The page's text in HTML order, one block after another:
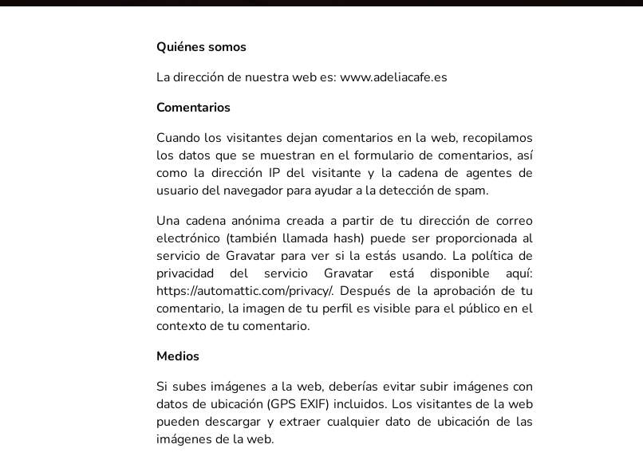
Quiénes somos
La dirección de nuestra web es: www.adeliacafe.es
Comentarios
Cuando los visitantes dejan comentarios en la web, recopilamos
los datos que se muestran en el formulario de comentarios, así
como la dirección IP del visitante y la cadena de agentes de
usuario del navegador para ayudar a la detección de spam.
Una cadena anónima creada a partir de tu dirección de correo
electrónico (también llamada hash) puede ser proporcionada al
servicio de Gravatar para ver si la estás usando. La política de
privacidad del servicio Gravatar está disponible aquí:
https://automattic.com/privacy/. Después de la aprobación de tu
comentario, la imagen de tu perfil es visible para el público en el
contexto de tu comentario.
Medios
Si subes imágenes a la web, deberías evitar subir imágenes con
datos de ubicación (GPS EXIF) incluidos. Los visitantes de la web
pueden descargar y extraer cualquier dato de ubicación de las
imágenes de la web.